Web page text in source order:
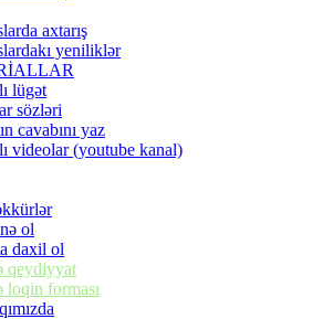
axtarış
yeniliklər
lügət
sözləri
cavabını yaz
videolar (youtube kanal)
ol
daxil ol
qeydiyyat
loqin forması